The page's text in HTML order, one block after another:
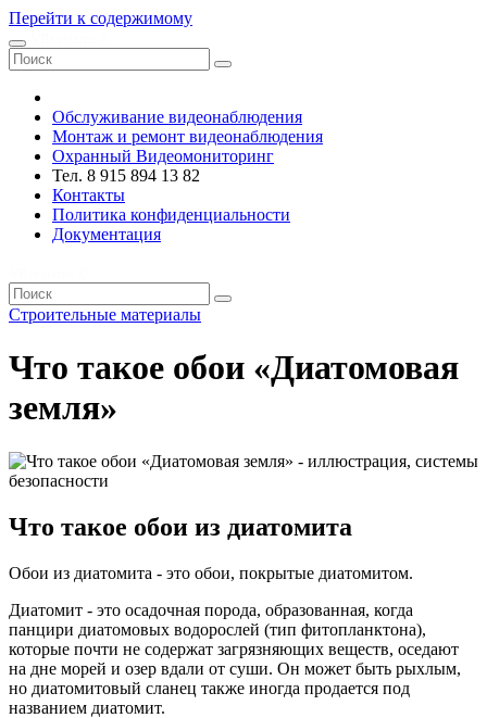
Перейти к содержимому
Обслуживание видеонаблюдения
Монтаж и ремонт видеонаблюдения
Охранный Видеомониторинг
Тел. 8 915 894 13 82
Контакты
Политика конфиденциальности
Документация
Строительные материалы
Что такое обои «Диатомовая
земля»
Что такое обои из диатомита
Обои из диатомита - это обои, покрытые диатомитом.
Диатомит - это осадочная порода, образованная, когда
панцири диатомовых водорослей (тип фитопланктона),
которые почти не содержат загрязняющих веществ, оседают
на дне морей и озер вдали от суши. Он может быть рыхлым,
но диатомитовый сланец также иногда продается под
названием диатомит.